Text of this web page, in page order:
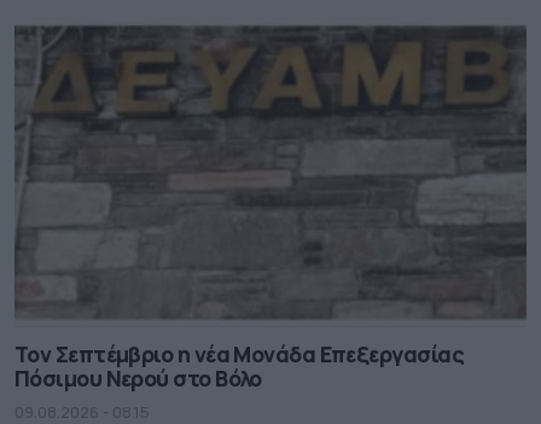
Τον Σεπτέμβριο η νέα Μονάδα Επεξεργασίας
Πόσιμου Νερού στο Βόλο
09.08.2026 - 08.15